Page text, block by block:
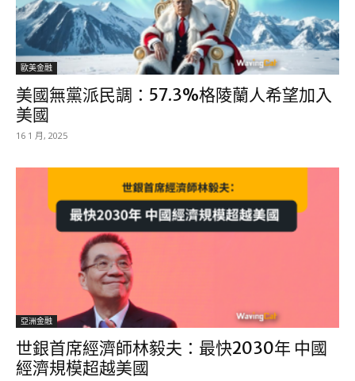
歐美金融
美國無黨派民調：57.3%格陵蘭人希望加入
美國
16 1 月, 2025
亞洲金融
世銀首席經濟師林毅夫：最快2030年 中國
經濟規模超越美國